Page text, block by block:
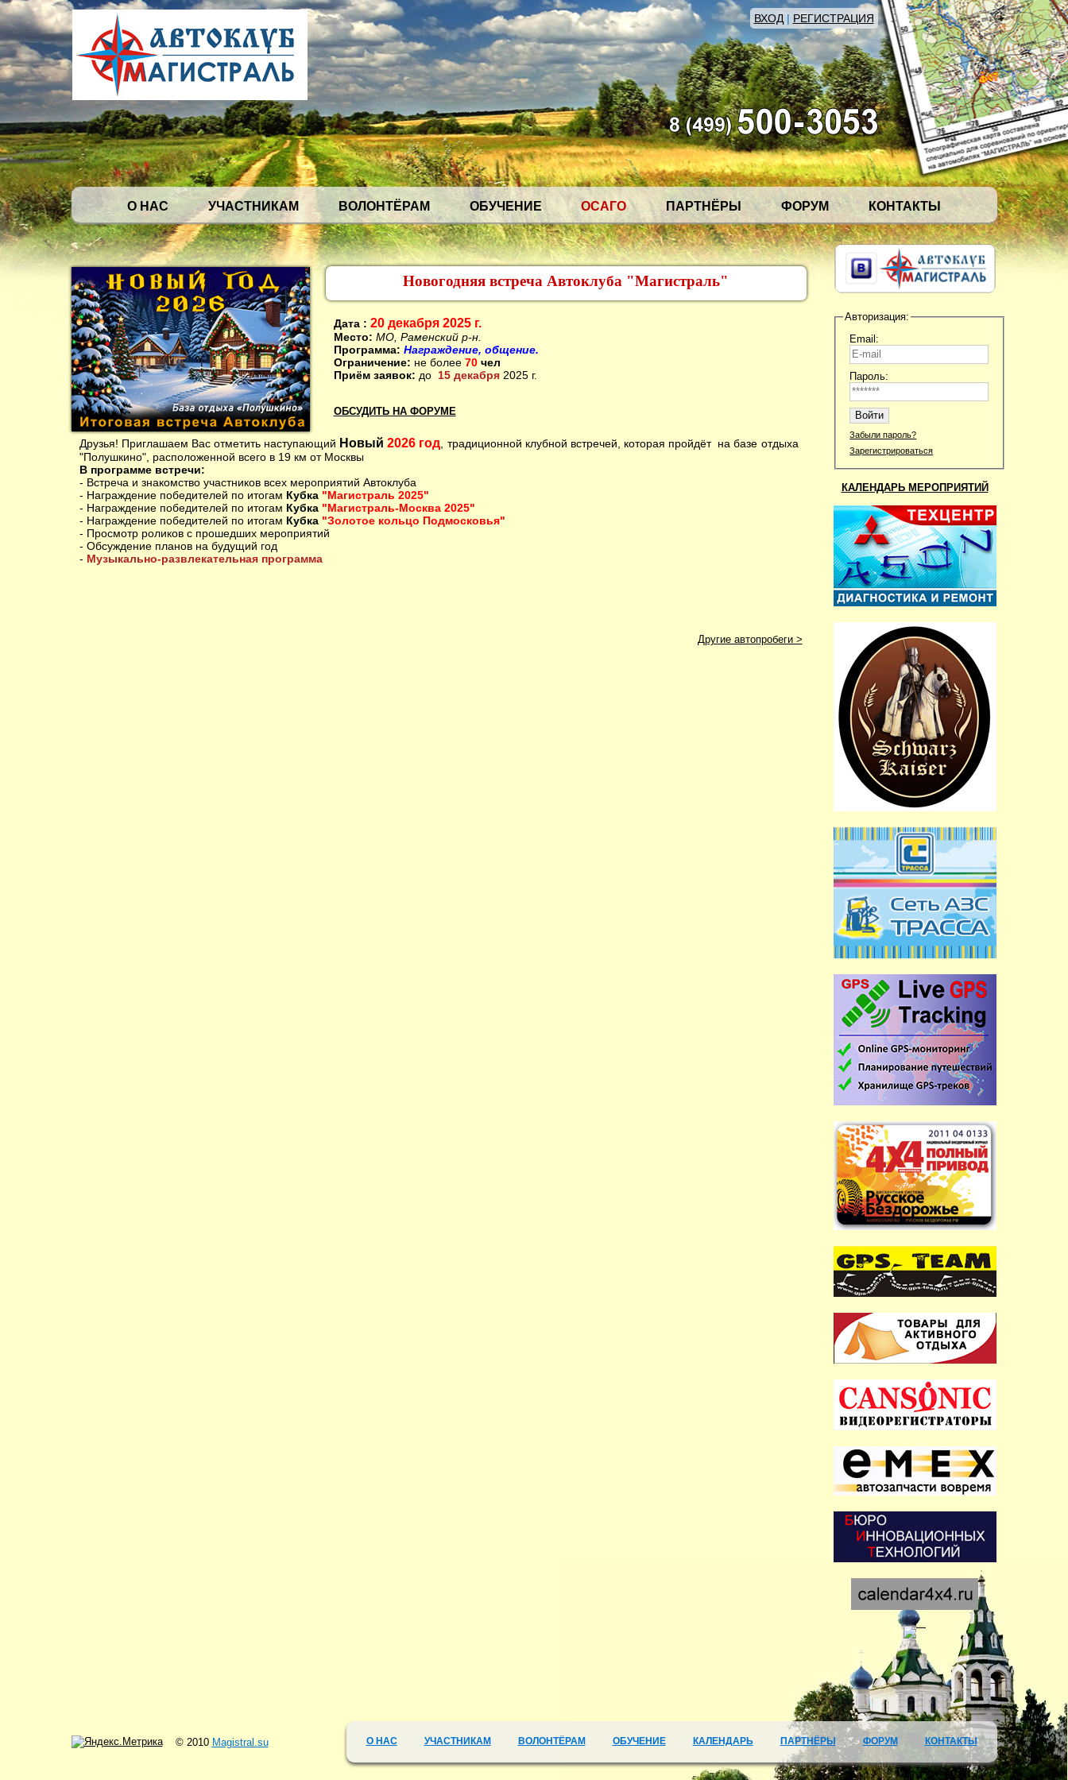
ВХОД| РЕГИСТРАЦИЯ
О НАС УЧАСТНИКАМ ВОЛОНТЁРАМ ОБУЧЕНИЕ ОСАГО ПАРТНЁРЫ ФОРУМ КОНТАКТЫ
Авторизация:
Email:
Пароль:
Забыли пароль?
Зарегистрироваться
КАЛЕНДАРЬ МЕРОПРИЯТИЙ
Новогодняя встреча Автоклуба "Магистраль"
Дата : 20 декабря 2025 г.
Место: МО, Раменский р-н.
Программа: Награждение, общение.
Ограничение: не более 70 чел
Приём заявок: до 15 декабря 2025 г.
ОБСУДИТЬ НА ФОРУМЕ
Друзья! Приглашаем Вас отметить наступающий Новый2026 год, традиционной клубной встречей, которая пройдёт на базе отдыха
"Полушкино", расположенной всего в 19 км от Москвы
В программе встречи:
- Встреча и знакомство участников всех мероприятий Автоклуба
- Награждение победителей по итогам Кубка "Магистраль 2025"
- Награждение победителей по итогам Кубка "Магистраль-Москва 2025"
- Награждение победителей по итогам Кубка "Золотое кольцо Подмосковья"
- Просмотр роликов с прошедших мероприятий
- Обсуждение планов на будущий год
- Музыкально-развлекательная программа
Другие автопробеги >
О НАС УЧАСТНИКАМ ВОЛОНТЁРАМ ОБУЧЕНИЕ КАЛЕНДАРЬ ПАРТНЁРЫ ФОРУМ КОНТАКТЫ
© 2010 Magistral.su